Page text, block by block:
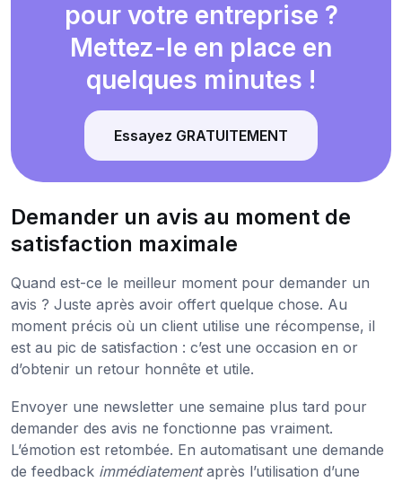
pour votre entreprise ?
Mettez-le en place en
quelques minutes !
Essayez GRATUITEMENT
Demander un avis au moment de
satisfaction maximale
Quand est-ce le meilleur moment pour demander un
avis ? Juste après avoir offert quelque chose. Au
moment précis où un client utilise une récompense, il
est au pic de satisfaction : c’est une occasion en or
d’obtenir un retour honnête et utile.
Envoyer une newsletter une semaine plus tard pour
demander des avis ne fonctionne pas vraiment.
L’émotion est retombée. En automatisant une demande
de feedback immédiatementaprès l’utilisation d’une